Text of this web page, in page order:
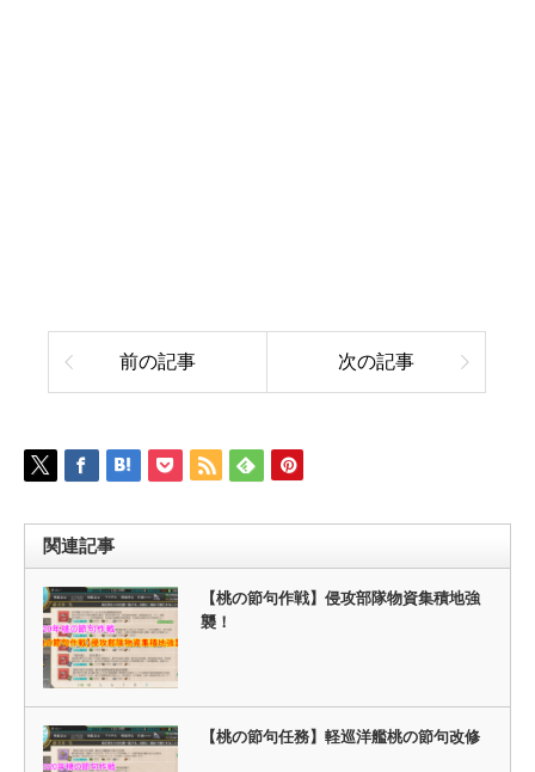
前の記事 次の記事
関連記事
【桃の節句作戦】侵攻部隊物資集積地強
襲！
【桃の節句任務】軽巡洋艦桃の節句改修